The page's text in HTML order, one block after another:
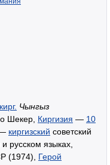
кирг. Чынгыз
Шекер, Киргизия — 10
киргизский советский
русском языках,
(1974), Герой